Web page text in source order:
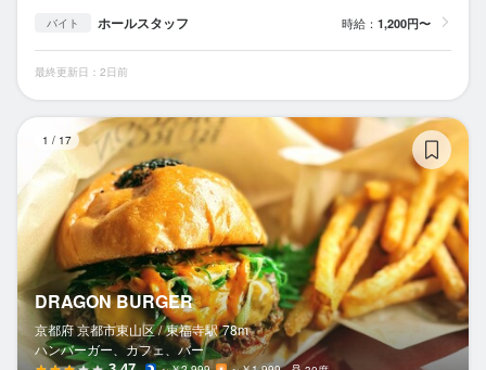
バイト ホールスタッフ 時給： 1,200円〜
最終更新日：2日前
1 / 17
DRAGON BURGER
京都府 京都市東山区 / 東福寺駅 78m
ハンバーガー、カフェ、バー